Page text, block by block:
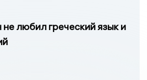
не любил греческий язык и